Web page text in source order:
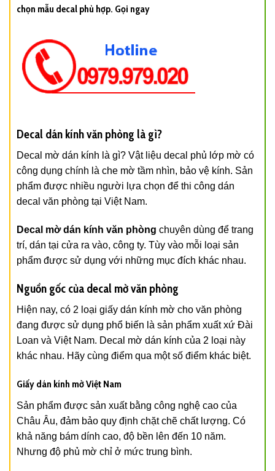
chọn mẫu decal phù hợp. Gọi ngay
Decal dán kính văn phòng là gì?
Decal mờ dán kính là gì? Vật liệu decal phủ lớp mờ có
công dụng chính là che mờ tầm nhìn, bảo vệ kính. Sản
phẩm được nhiều người lựa chọn để thi công dán
decal văn phòng tại Việt Nam.
Decal mờ dán kính văn phòng chuyên dùng để trang
trí, dán tại cửa ra vào, công ty. Tùy vào mỗi loại sản
phẩm được sử dụng với những mục đích khác nhau.
Nguồn gốc của decal mờ văn phòng
Hiện nay, có 2 loại giấy dán kính mờ cho văn phòng
đang được sử dụng phổ biến là sản phẩm xuất xứ Đài
Loan và Việt Nam. Decal mờ dán kính của 2 loại này
khác nhau. Hãy cùng điểm qua một số điểm khác biệt.
Giấy dán kính mờ Việt Nam
Sản phẩm được sản xuất bằng công nghệ cao của
Châu Âu, đảm bảo quy định chặt chẽ chất lượng. Có
khả năng bám dính cao, độ bền lên đến 10 năm.
Nhưng độ phủ mờ chỉ ở mức trung bình.